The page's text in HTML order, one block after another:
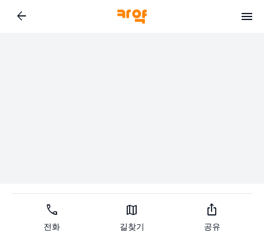
arrow_back
call
전화
map
길찾기
ios_share
공유